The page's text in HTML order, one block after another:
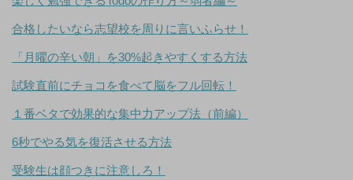
合格したいなら志望校を周りに言いふらせ！
「月曜の辛い朝」を30%起きやすくする方法
試験直前にチョコを食べて脳をフル回転！
１番ベタで効果的な集中力アップ法（前編）
6秒でやる気を復活させる方法
受験生は顔つきに注意しろ！